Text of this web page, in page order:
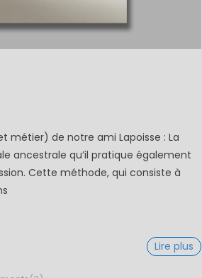
métier) de notre ami Lapoisse : La
ancestrale qu’il pratique également
Cette méthode, qui consiste à
Lire plus